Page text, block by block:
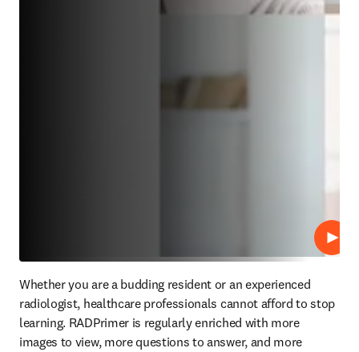
Lire
Whether you are a budding resident or an experienced
radiologist, healthcare professionals cannot afford to stop
learning. RADPrimer is regularly enriched with more
images to view, more questions to answer, and more